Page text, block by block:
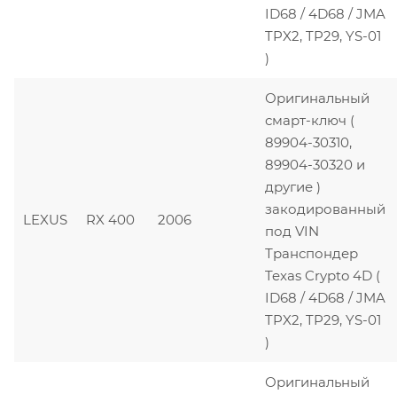
ID68 / 4D68 / JMA
TPX2, TP29, YS-01
)
LEXUS RX 400 2006
Оригинальный
смарт-ключ (
89904-30310,
89904-30320 и
другие )
закодированный
под VIN
Транспондер
Texas Crypto 4D (
ID68 / 4D68 / JMA
TPX2, TP29, YS-01
)
Оригинальный